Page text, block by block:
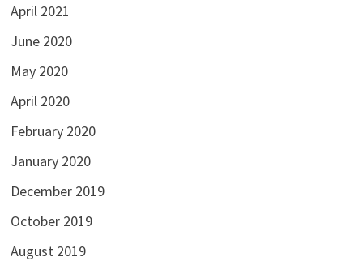
April 2021
June 2020
May 2020
April 2020
February 2020
January 2020
December 2019
October 2019
August 2019